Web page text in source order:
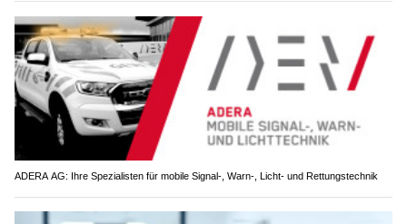
ADERA AG: Ihre Spezialisten für mobile Signal-, Warn-, Licht- und Rettungstechnik